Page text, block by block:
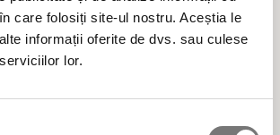
care folosiți site-ul nostru. Aceștia le
informații oferite de dvs. sau culese
lor.
BESTSELLER